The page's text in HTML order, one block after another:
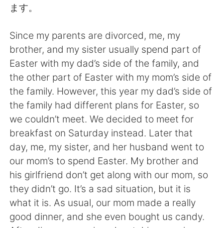
ます。
Since my parents are divorced, me, my
brother, and my sister usually spend part of
Easter with my dad’s side of the family, and
the other part of Easter with my mom’s side of
the family. However, this year my dad’s side of
the family had different plans for Easter, so
we couldn’t meet. We decided to meet for
breakfast on Saturday instead. Later that
day, me, my sister, and her husband went to
our mom’s to spend Easter. My brother and
his girlfriend don’t get along with our mom, so
they didn’t go. It’s a sad situation, but it is
what it is. As usual, our mom made a really
good dinner, and she even bought us candy.